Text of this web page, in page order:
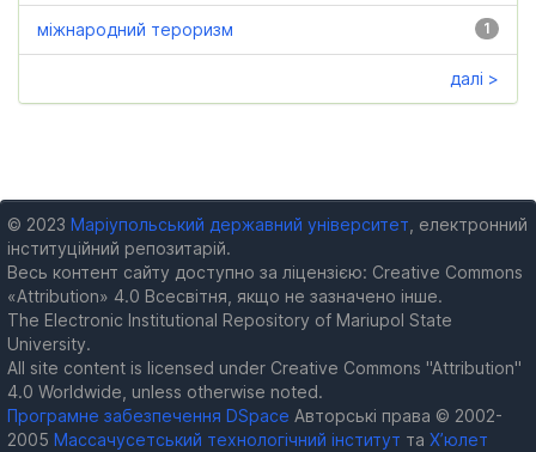
1
міжнародний тероризм
далі >
© 2023 Маріупольський державний університет , електронний
інституційний репозитарій.
Весь контент сайту доступно за ліцензією: Creative Commons
«Attribution» 4.0 Всесвітня, якщо не зазначено інше.
The Electronic Institutional Repository of Mariupol State
University.
All site content is licensed under Creative Commons "Attribution"
4.0 Worldwide, unless otherwise noted.
Програмне забезпечення DSpace Авторські права © 2002-
2005 Массачусетський технологічний інститут та Х’юлет